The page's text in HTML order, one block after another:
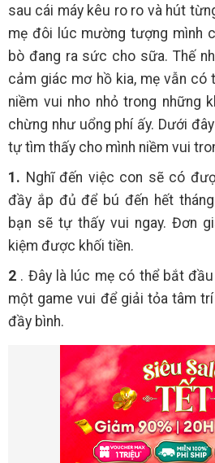
sau cái máy kêu ro ro và hút
mẹ đôi lúc mường tượng mình
bò đang ra sức cho sữa. Thế
cảm giác mơ hồ kia, mẹ vẫn có
niềm vui nho nhỏ trong những
chừng như uổng phí ấy. Dưới
tự tìm thấy cho mình niềm vui
1. Nghĩ đến việc con sẽ có
đầy ắp đủ để bú đến hết
bạn sẽ tự thấy vui ngay. Đơn
kiệm được khối tiền.
2 . Đây là lúc mẹ có thể bắt
một game vui để giải tỏa tâm
đầy bình.